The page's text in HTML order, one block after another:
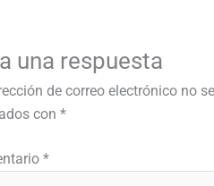
una respuesta
de correo electrónico no
con *
*